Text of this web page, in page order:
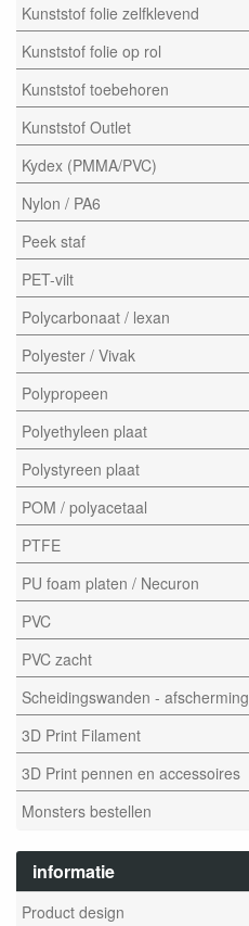
Kunststof folie zelfklevend
Kunststof folie op rol
Kunststof toebehoren
Kunststof Outlet
Kydex (PMMA/PVC)
Nylon / PA6
Peek staf
PET-vilt
Polycarbonaat / lexan
Polyester / Vivak
Polypropeen
Polyethyleen plaat
Polystyreen plaat
POM / polyacetaal
PTFE
PU foam platen / Necuron
PVC
PVC zacht
Scheidingswanden - afscherming
3D Print Filament
3D Print pennen en accessoires
Monsters bestellen
informatie
Product design